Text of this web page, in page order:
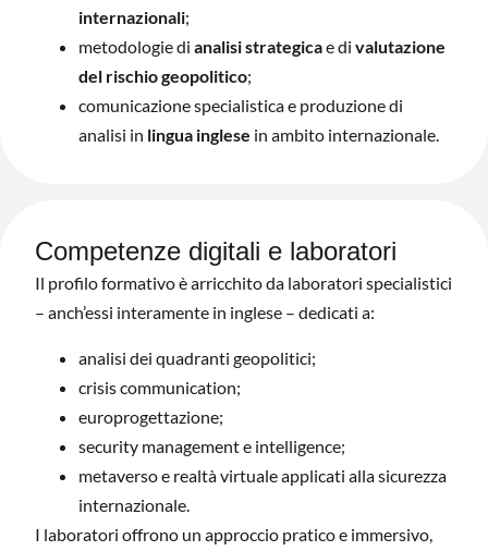
internazionali;
metodologie di analisi strategicae di valutazione
del rischio geopolitico;
comunicazione specialistica e produzione di
analisi in lingua inglese in ambito internazionale.
Competenze digitali e laboratori
Il profilo formativo è arricchito da laboratori specialistici
– anch’essi interamente in inglese – dedicati a:
analisi dei quadranti geopolitici;
crisis communication;
europrogettazione;
security management e intelligence;
metaverso e realtà virtuale applicati alla sicurezza
internazionale.
I laboratori offrono un approccio pratico e immersivo,